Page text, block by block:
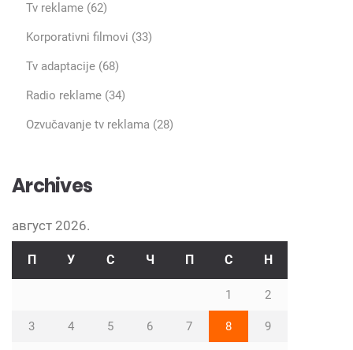
Tv reklame (62)
Korporativni filmovi (33)
Tv adaptacije (68)
Radio reklame (34)
Ozvučavanje tv reklama (28)
Archives
август 2026.
П У С Ч П С Н
1 2
3 4 5 6 7 8 9